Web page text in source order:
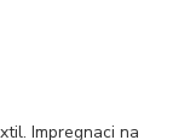
Impregnaci na